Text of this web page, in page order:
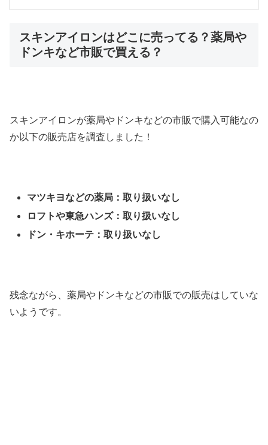
スキンアイロンはどこに売ってる？薬局や
ドンキなど市販で買える？
スキンアイロンが薬局やドンキなどの市販で購入可能なの
か以下の販売店を調査しました！
マツキヨなどの薬局：取り扱いなし
ロフトや東急ハンズ：取り扱いなし
ドン・キホーテ：取り扱いなし
残念ながら、薬局やドンキなどの市販での販売はしていな
いようです。